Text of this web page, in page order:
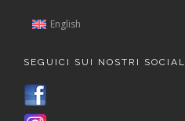
English
SEGUICI SUI NOSTRI SOCIAL